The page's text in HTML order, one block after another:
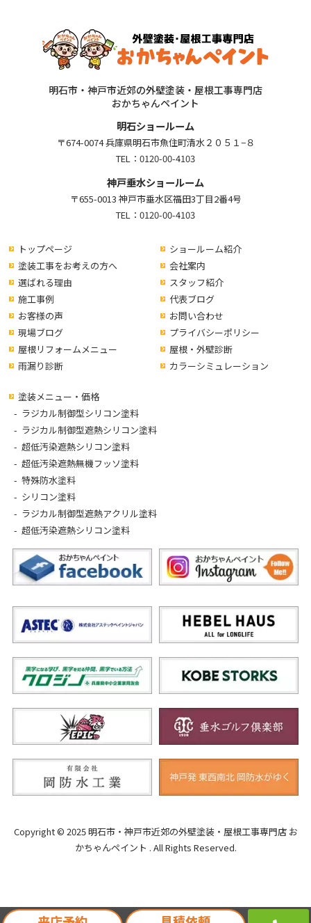
明石市・神戸市近郊の外壁塗装・屋根工事専門店
おかちゃんペイント
明石ショールーム
〒674-0074 兵庫県明石市魚住町清水２０５１−８
TEL： 0120-00-4103
神戸垂水ショールーム
〒655-0013 神戸市垂水区福田3丁目2番4号
TEL： 0120-00-4103
トップページ
塗装工事をお考えの方へ
選ばれる理由
ショールーム紹介
会社案内
スタッフ紹介
施工事例
お客様の声
現場ブログ
代表ブログ
お問い合わせ
プライバシーポリシー
屋根リフォームメニュー
雨漏り診断
屋根・外壁診断
カラーシミュレーション
塗装メニュー・価格
ラジカル制御型シリコン塗料
ラジカル制御型遮熱シリコン塗料
超低汚染遮熱シリコン塗料
超低汚染遮熱無機フッソ塗料
特殊防水塗料
シリコン塗料
ラジカル制御型遮熱アクリル塗料
超低汚染遮熱シリコン塗料
Copyright © 2025 明石市・神戸市近郊の外壁塗装・屋根工事専門店 お
かちゃんペイント . All Rights Reserved.